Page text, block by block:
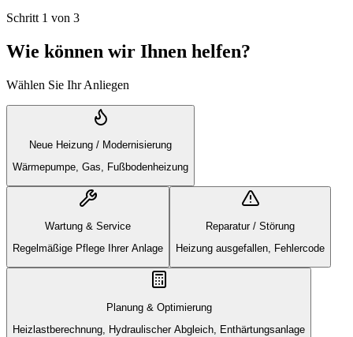
Schritt 1 von 3
Wie können wir Ihnen helfen?
Wählen Sie Ihr Anliegen
Neue Heizung / Modernisierung
Wärmepumpe, Gas, Fußbodenheizung
Wartung & Service
Regelmäßige Pflege Ihrer Anlage
Reparatur / Störung
Heizung ausgefallen, Fehlercode
Planung & Optimierung
Heizlastberechnung, Hydraulischer Abgleich, Enthärtungsanlage